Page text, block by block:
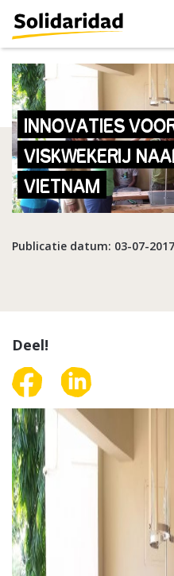
INNOVATIES
VISKWEKERIJ
VIETNAM
Publicatie datum: 03-07-2017
Deel!